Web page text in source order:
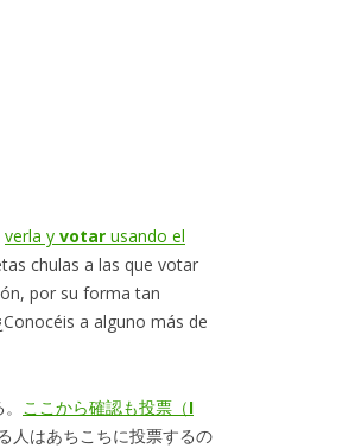
verla y votar usando el
chulas a las que votar
por su forma tan
a alguno más de
ここから確認も投票（I
人はあちこちに投票するの